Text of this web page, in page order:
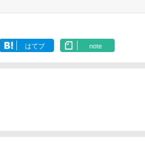
はてブ note